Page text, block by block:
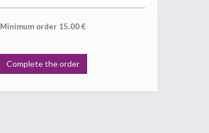
Minimum order 15.00€
Complete the order